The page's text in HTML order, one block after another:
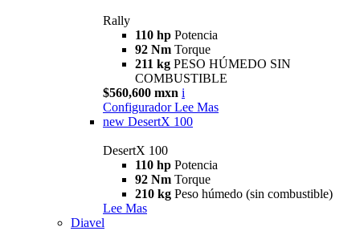
Rally
110 hp Potencia
92 Nm Torque
211 kg PESO HÚMEDO SIN
COMBUSTIBLE
$560,600 mxn i
Configurador Lee Mas
new DesertX 100
DesertX 100
110 hp Potencia
92 Nm Torque
210 kg Peso húmedo (sin combustible)
Lee Mas
Diavel